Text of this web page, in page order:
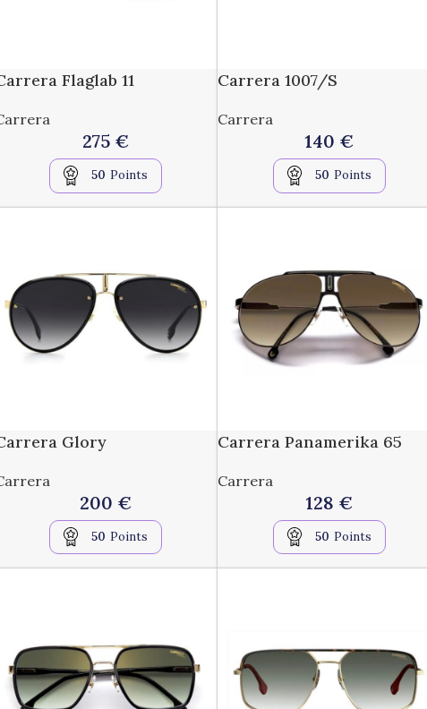
Flaglab 11
275 €
50 Points
Carrera 1007/S
Carrera
140 €
50 Points
Glory
200 €
50 Points
Carrera Panamerika 65
Carrera
128 €
50 Points